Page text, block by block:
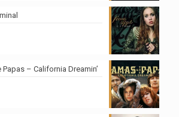
– California Dreamin’